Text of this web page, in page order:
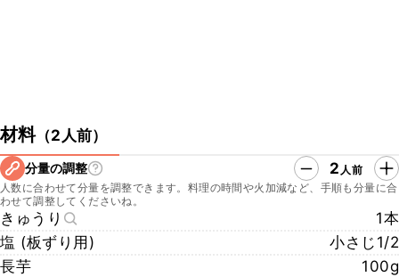
材料（2人前）
分量の調整 2 人前
人数に合わせて分量を調整できます。料理の時間や火加減など、手順も分量に合
わせて調整してくださいね。
きゅうり
1本
塩 (板ずり用)
小さじ1/2
長芋
100g